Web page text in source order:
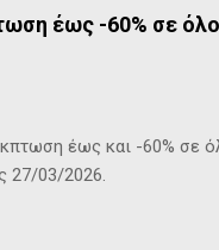
έως -60% σε
έως και -60% σε
27/03/2026.